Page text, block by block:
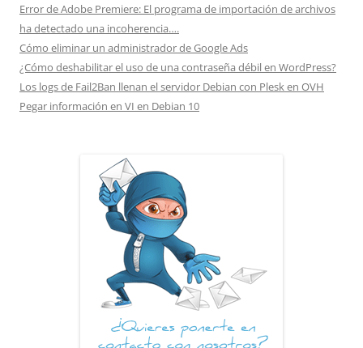
Error de Adobe Premiere: El programa de importación de archivos
ha detectado una incoherencia….
Cómo eliminar un administrador de Google Ads
¿Cómo deshabilitar el uso de una contraseña débil en WordPress?
Los logs de Fail2Ban llenan el servidor Debian con Plesk en OVH
Pegar información en VI en Debian 10